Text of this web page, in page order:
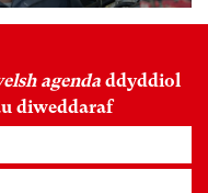
agenda ddyddiol
diweddaraf